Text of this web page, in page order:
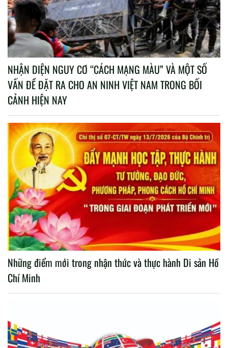
NHẬN DIỆN NGUY CƠ “CÁCH MẠNG MÀU” VÀ MỘT SỐ
VẤN ĐỀ ĐẶT RA CHO AN NINH VIỆT NAM TRONG BỐI
CẢNH HIỆN NAY
Những điểm mới trong nhận thức và thực hành Di sản Hồ
Chí Minh